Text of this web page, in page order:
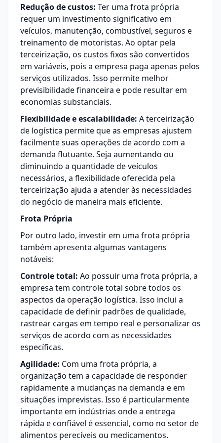
Redução de custos: Ter uma frota própria
requer um investimento significativo em
veículos, manutenção, combustível, seguros e
treinamento de motoristas. Ao optar pela
terceirização, os custos fixos são convertidos
em variáveis, pois a empresa paga apenas pelos
serviços utilizados. Isso permite melhor
previsibilidade financeira e pode resultar em
economias substanciais.
Flexibilidade e escalabilidade: A terceirização
de logística permite que as empresas ajustem
facilmente suas operações de acordo com a
demanda flutuante. Seja aumentando ou
diminuindo a quantidade de veículos
necessários, a flexibilidade oferecida pela
terceirização ajuda a atender às necessidades
do negócio de maneira mais eficiente.
Frota Própria
Por outro lado, investir em uma frota própria
também apresenta algumas vantagens
notáveis:
Controle total: Ao possuir uma frota própria, a
empresa tem controle total sobre todos os
aspectos da operação logística. Isso inclui a
capacidade de definir padrões de qualidade,
rastrear cargas em tempo real e personalizar os
serviços de acordo com as necessidades
específicas.
Agilidade: Com uma frota própria, a
organização tem a capacidade de responder
rapidamente a mudanças na demanda e em
situações imprevistas. Isso é particularmente
importante em indústrias onde a entrega
rápida e confiável é essencial, como no setor de
alimentos perecíveis ou medicamentos.